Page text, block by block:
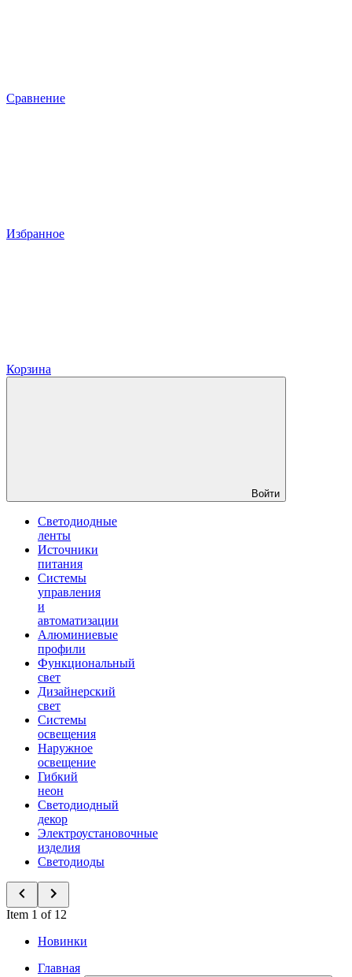
Сравнение
Избранное
Корзина
Войти
Светодиодные
ленты
Источники
питания
Системы
управления
и
автоматизации
Алюминиевые
профили
Функциональный
свет
Дизайнерский
свет
Системы
освещения
Наружное
освещение
Гибкий
неон
Светодиодный
декор
Электроустановочные
изделия
Светодиоды
Item 1 of 12
Новинки
Главная